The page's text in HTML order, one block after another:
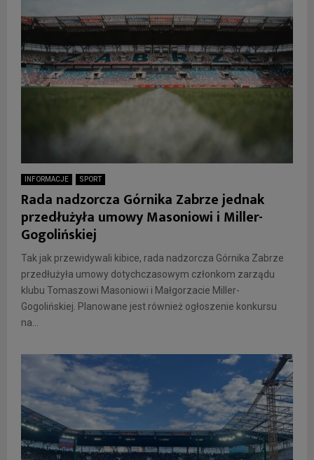
INFORMACJE SPORT
Rada nadzorcza Górnika Zabrze jednak
przedłużyła umowy Masoniowi i Miller-
Gogolińskiej
Tak jak przewidywali kibice, rada nadzorcza Górnika Zabrze
przedłużyła umowy dotychczasowym członkom zarządu
klubu Tomaszowi Masoniowi i Małgorzacie Miller-
Gogolińskiej. Planowane jest również ogłoszenie konkursu
na...